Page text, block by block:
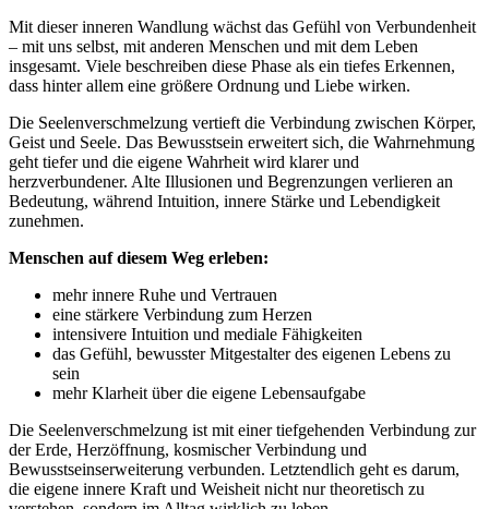
Mit dieser inneren Wandlung wächst das Gefühl von Verbundenheit
– mit uns selbst, mit anderen Menschen und mit dem Leben
insgesamt. Viele beschreiben diese Phase als ein tiefes Erkennen,
dass hinter allem eine größere Ordnung und Liebe wirken.
Die Seelenverschmelzung vertieft die Verbindung zwischen Körper,
Geist und Seele. Das Bewusstsein erweitert sich, die Wahrnehmung
geht tiefer und die eigene Wahrheit wird klarer und
herzverbundener. Alte Illusionen und Begrenzungen verlieren an
Bedeutung, während Intuition, innere Stärke und Lebendigkeit
zunehmen.
Menschen auf diesem Weg erleben:
mehr innere Ruhe und Vertrauen
eine stärkere Verbindung zum Herzen
intensivere Intuition und mediale Fähigkeiten
das Gefühl, bewusster Mitgestalter des eigenen Lebens zu
sein
mehr Klarheit über die eigene Lebensaufgabe
Die Seelenverschmelzung ist mit einer tiefgehenden Verbindung zur
der Erde, Herzöffnung, kosmischer Verbindung und
Bewusstseinserweiterung verbunden. Letztendlich geht es darum,
die eigene innere Kraft und Weisheit nicht nur theoretisch zu